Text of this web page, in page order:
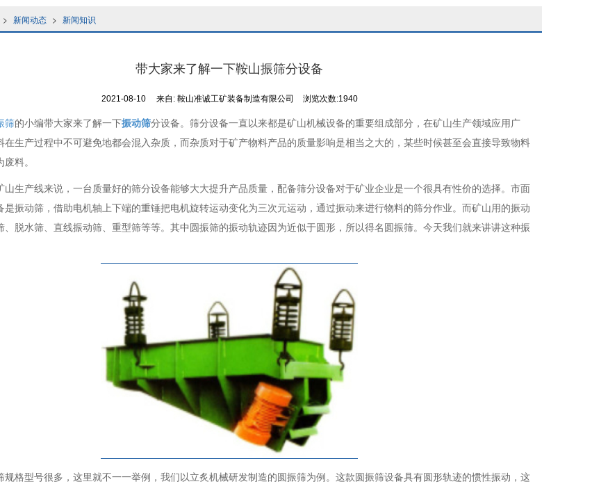
> 新闻动态 > 新闻知识
带大家来了解一下鞍山振筛分设备
2021-08-10 来自: 鞍山准诚工矿装备制造有限公司 浏览次数:1940
筛的小编带大家来了解一下振动筛分设备。筛分设备一直以来都是矿山机械设备的重要组成部分，在矿山生产领域应用广
在生产过程中不可避免地都会混入杂质，而杂质对于矿产物料产品的质量影响是相当之大的，某些时候甚至会直接导致物料
料。
山生产线来说，一台质量好的筛分设备能够大大提升产品质量，配备筛分设备对于矿业企业是一个很具有性价的选择。市面
是振动筛，借助电机轴上下端的重锤把电机旋转运动变化为三次元运动，通过振动来进行物料的筛分作业。而矿山用的振动
、脱水筛、直线振动筛、重型筛等等。其中圆振筛的振动轨迹因为近似于圆形，所以得名圆振筛。今天我们就来讲讲这种振
规格型号很多，这里就不一一举例，我们以立炙机械研发制造的圆振筛为例。这款圆振筛设备具有圆形轨迹的惯性振动，这